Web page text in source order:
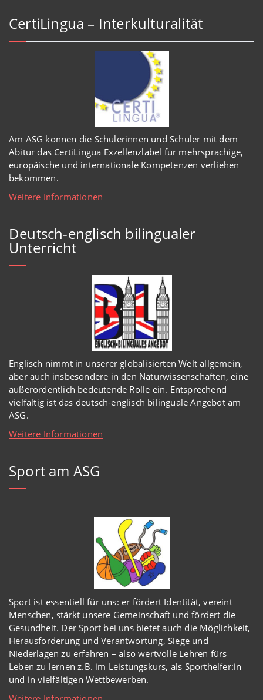
CertiLingua – Interkulturalität
Am ASG können die Schülerinnen und Schüler mit dem
Abitur das CertiLingua Exzellenzlabel für mehrsprachige,
europäische und internationale Kompetenzen verliehen
bekommen.
Weitere Informationen
Deutsch-englisch bilingualer
Unterricht
Englisch nimmt in unserer globalisierten Welt allgemein,
aber auch insbesondere in den Naturwissenschaften, eine
außerordentlich bedeutende Rolle ein. Entsprechend
vielfältig ist das deutsch-englisch bilinguale Angebot am
ASG.
Weitere Informationen
Sport am ASG
Sport ist essentiell für uns: er fördert Identität, vereint
Menschen, stärkt unsere Gemeinschaft und fördert die
Gesundheit. Der Sport bei uns bietet auch die Möglichkeit,
Herausforderung und Verantwortung, Siege und
Niederlagen zu erfahren – also wertvolle Lehren fürs
Leben zu lernen z.B. im Leistungskurs, als Sporthelfer:in
und in vielfältigen Wettbewerben.